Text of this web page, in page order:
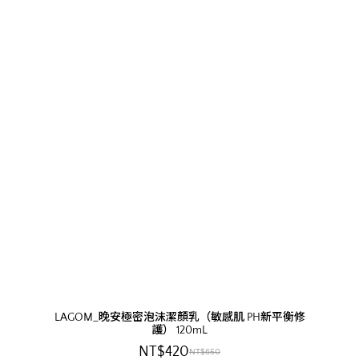
LAGOM_晚安極密泡沫潔顏乳（敏感肌 PH新平衡修
護） 120mL
NT$420NT$650